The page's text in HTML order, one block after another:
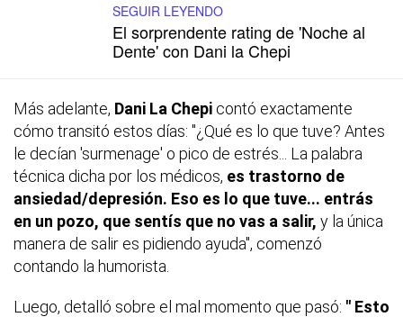
SEGUIR LEYENDO
El sorprendente rating de 'Noche al
Dente' con Dani la Chepi
Más adelante, Dani La Chepi contó exactamente
cómo transitó estos días: "¿Qué es lo que tuve? Antes
le decían 'surmenage' o pico de estrés... La palabra
técnica dicha por los médicos, es trastorno de
ansiedad/depresión. Eso es lo que tuve... entrás
en un pozo, que sentís que no vas a salir, y la única
manera de salir es pidiendo ayuda", comenzó
contando la humorista.
Luego, detalló sobre el mal momento que pasó: " Esto